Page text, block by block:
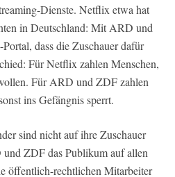
Dienste. Netflix etwa hat
in Deutschland: Mit ARD und
dass die Zuschauer dafür
Für Netflix zahlen Menschen,
Für ARD und ZDF zahlen
ins Gefängnis sperrt.
sind nicht auf ihre Zuschauer
und ZDF das Publikum auf allen
öffentlich-rechtlichen Mitarbeiter